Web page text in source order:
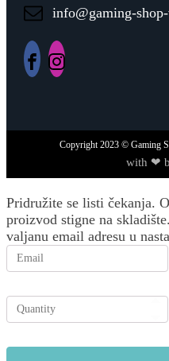
info@gaming-
Copyright2023© Gaming
with ❤
Pridružite se listi čekanja.
proizvod stigne na
valjanu email adresu u